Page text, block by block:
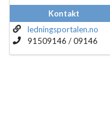
Kontakt
ledningsportalen.no
91509146 / 09146